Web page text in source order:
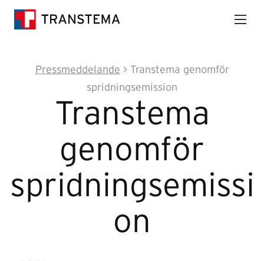
Pressmeddelande > Transtema genomför
spridningsemission
Transtema
genomför
spridningsemissi
on